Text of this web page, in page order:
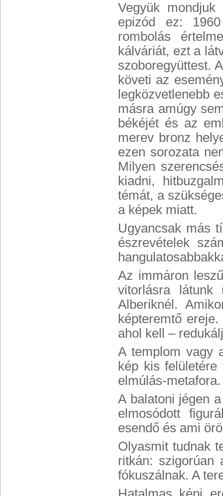
Vegyük
epizód ez:
rombolás
kálváriát, ezt a
szoboregyüttest.
követi az
legközvetlenebb
másra amúgy
békéjét és az
merev bronz
ezen sorozata
Milyen
kiadni,
témát, a
a képek miatt.
Ugyancsak más
észrevételek
Az immáron
vitorlásra
Alberiknél.
képteremtő
ahol kell –
A templom vagy
kép kis
elmúlás-metafora.
A balatoni jégen
elmosódott
esendő és ami
Olyasmit tudnak
ritkán: szigorúan
fókuszálnak. A